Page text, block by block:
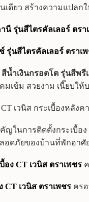
นเดียว สร้างความแปล
นี รุ่นสีไตรคัลเลอร์ ตรา
รุ่นสีไตรคัลเลอร์ ตราเ
สีน้ำเงินกรอตโต รุ่นสีพรี
มเข้ม สวยงาม เนี๊ยบให้
เวนิส กระเบื้องหลังค
ญในการติดตั้งกระเบื้
ดภัยของบ้านที่พักอาศัย
ง CT เวนิส ตราเพชร
CT เวนิส ตราเพชร คร